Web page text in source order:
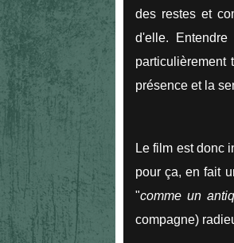
des restes et
d'elle.
particulièrement
présence et la
Le film est donc
pour ça, en fait
"comme un
compagne)